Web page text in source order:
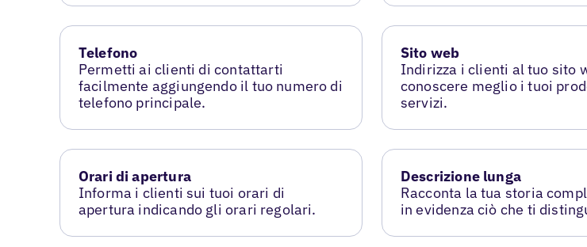
Telefono
Permetti ai clienti di contattarti
facilmente aggiungendo il tuo numero di
telefono principale.
Sito web
Indirizza i clienti al tuo sito
conoscere meglio i tuoi
servizi.
Orari di apertura
Informa i clienti sui tuoi orari di
apertura indicando gli orari regolari.
Descrizione lunga
Racconta la tua storia
in evidenza ciò che ti